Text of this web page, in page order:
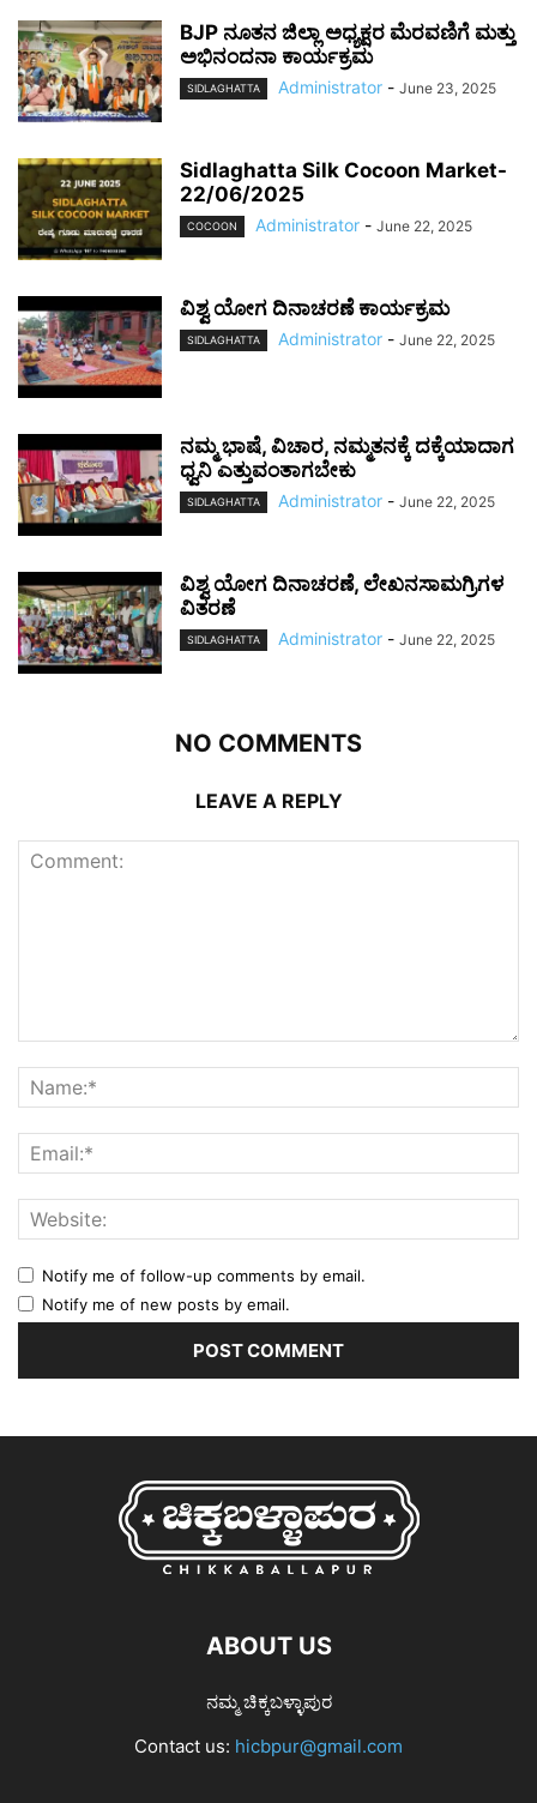
BJP ನೂತನ ಜಿಲ್ಲಾ ಅಧ್ಯಕ್ಷರ ಮೆರವಣಿಗೆ ಮತ್ತು
ಅಭಿನಂದನಾ ಕಾರ್ಯಕ್ರಮ
SIDLAGHATTA Administrator - June 23, 2025
Sidlaghatta Silk Cocoon Market-
22/06/2025
COCOON Administrator - June 22, 2025
ವಿಶ್ವ ಯೋಗ ದಿನಾಚರಣೆ ಕಾರ್ಯಕ್ರಮ
SIDLAGHATTA Administrator - June 22, 2025
ನಮ್ಮ ಭಾಷೆ, ವಿಚಾರ, ನಮ್ಮತನಕ್ಕೆ ದಕ್ಕೆಯಾದಾಗ
ಧ್ವನಿ ಎತ್ತುವಂತಾಗಬೇಕು
SIDLAGHATTA Administrator - June 22, 2025
ವಿಶ್ವ ಯೋಗ ದಿನಾಚರಣೆ, ಲೇಖನಸಾಮಗ್ರಿಗಳ
ವಿತರಣೆ
SIDLAGHATTA Administrator - June 22, 2025
NO COMMENTS
LEAVE A REPLY
Notify me of follow-up comments by email.
Notify me of new posts by email.
ABOUT US
ನಮ್ಮ ಚಿಕ್ಕಬಳ್ಳಾಪುರ
Contact us: hicbpur@gmail.com